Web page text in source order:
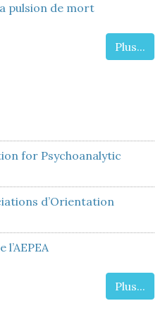
pulsion de mort
Plus...
for Psychoanalytic
d’Orientation
Plus...